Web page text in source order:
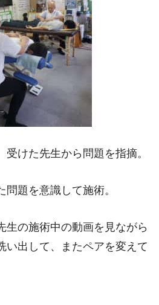
けた先生から問題を指摘。
題を意識して施術。
生の施術中の動画を見ながら
い出して、またペアを変えて